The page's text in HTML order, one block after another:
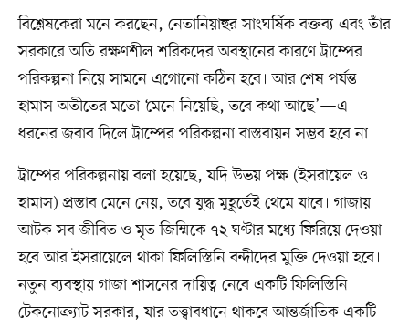
বিশ্লেষকেরা মনে করছেন, নেতানিয়াহুর সাংঘর্ষিক বক্তব্য এবং তাঁর
সরকারে অতি রক্ষণশীল শরিকদের অবস্থানের কারণে ট্রাম্পের
পরিকল্পনা নিয়ে সামনে এগোনো কঠিন হবে। আর শেষ পর্যন্ত
হামাস অতীতের মতো ‘মেনে নিয়েছি, তবে কথা আছে’—এ
ধরনের জবাব দিলে ট্রাম্পের পরিকল্পনা বাস্তবায়ন সম্ভব হবে না।
ট্রাম্পের পরিকল্পনায় বলা হয়েছে, যদি উভয় পক্ষ (ইসরায়েল ও
হামাস) প্রস্তাব মেনে নেয়, তবে যুদ্ধ মুহূর্তেই থেমে যাবে। গাজায়
আটক সব জীবিত ও মৃত জিম্মিকে ৭২ ঘণ্টার মধ্যে ফিরিয়ে দেওয়া
হবে আর ইসরায়েলে থাকা ফিলিস্তিনি বন্দীদের মুক্তি দেওয়া হবে।
নতুন ব্যবস্থায় গাজা শাসনের দায়িত্ব নেবে একটি ফিলিস্তিনি
টেকনোক্র্যাট সরকার, যার তত্ত্বাবধানে থাকবে আন্তর্জাতিক একটি